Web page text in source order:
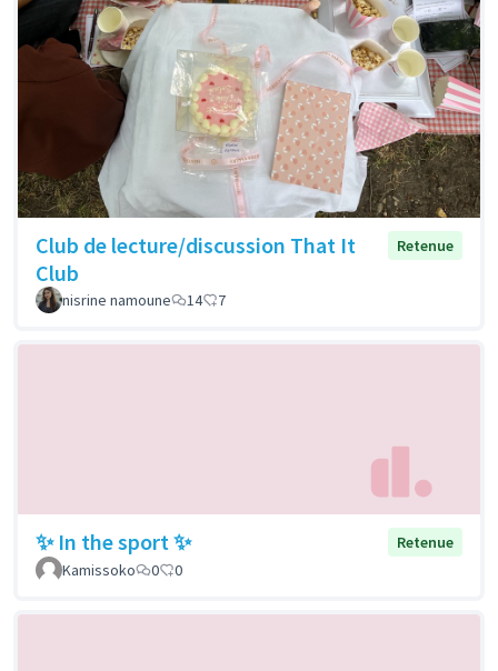
Club de lecture/discussion That It
Club
Retenue
nisrine namoune 14 7
✨ In the sport ✨
Retenue
Kamissoko
0 0